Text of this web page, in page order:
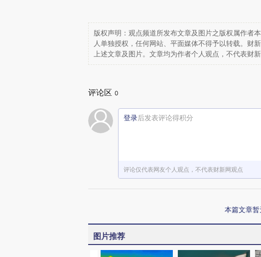
版权声明：观点频道所发布文章及图片之版权属作者
人单独授权，任何网站、平面媒体不得予以转载。财
上述文章及图片。文章均为作者个人观点，不代表财新
评论区 0
登录后发表评论得积分
评论仅代表网友个人观点，不代表财新网观点
本篇文章
图片推荐